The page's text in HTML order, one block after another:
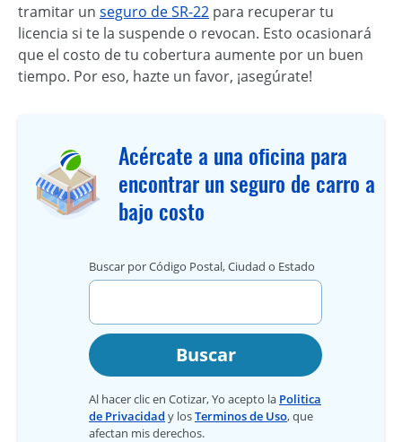
tramitar un seguro de SR-22 para recuperar tu
licencia si te la suspende o revocan. Esto ocasionará
que el costo de tu cobertura aumente por un buen
tiempo. Por eso, hazte un favor, ¡asegúrate!
Acércate a una oficina para
encontrar un seguro de carro a
bajo costo
Buscar por Código Postal, Ciudad o Estado
Buscar
Al hacer clic en Cotizar, Yo acepto la Politica
de Privacidad y losTerminos de Uso, que
afectan mis derechos.